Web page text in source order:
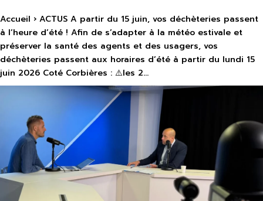
Accueil › ACTUS A partir du 15 juin, vos déchèteries passent
à l’heure d’été ! Afin de s’adapter à la météo estivale et
préserver la santé des agents et des usagers, vos
déchèteries passent aux horaires d’été à partir du lundi 15
juin 2026 Coté Corbières : ⚠️les 2...